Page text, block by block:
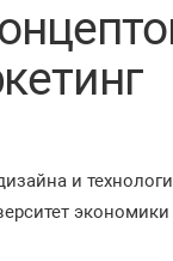
и